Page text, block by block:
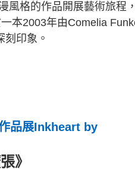
風格的作品開展藝術旅程
本2003年由Comelia
印象。
品展Inkheart by
》